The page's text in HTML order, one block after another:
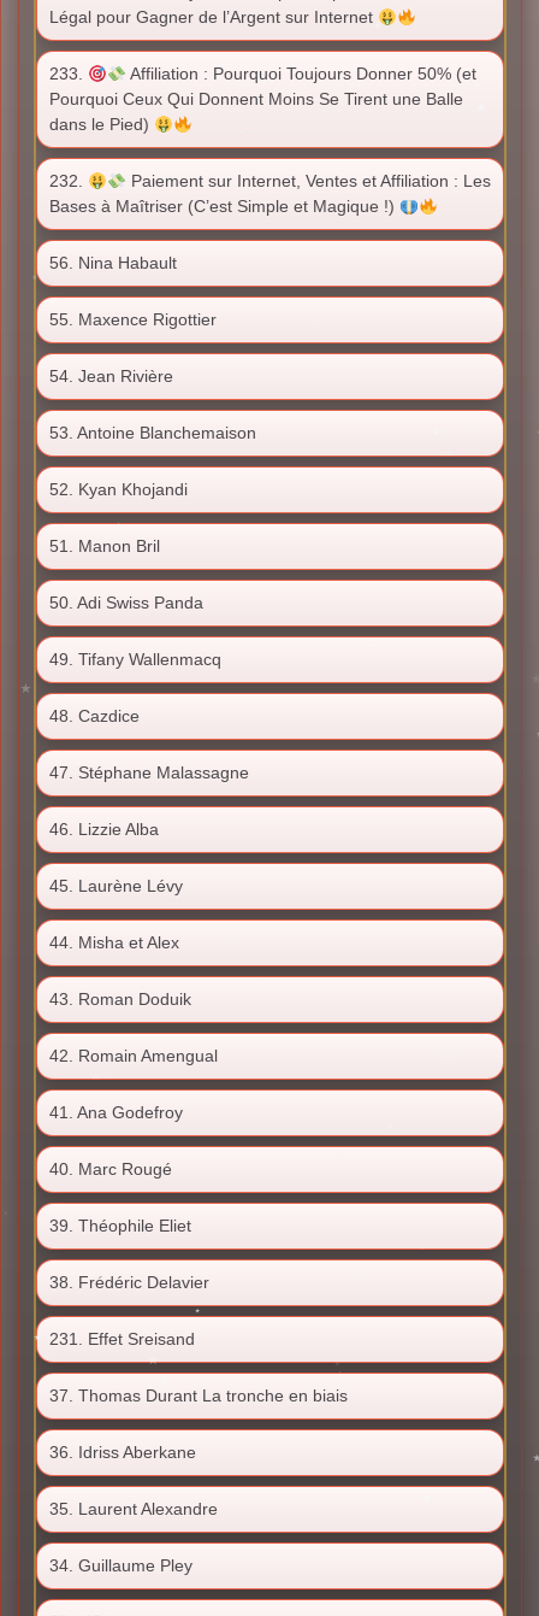
Légal pour Gagner de l’Argent sur Internet
233.
Affiliation : Pourquoi Toujours Donner 50% (et
Pourquoi Ceux Qui Donnent Moins Se Tirent une Balle
dans le Pied)
232.
Paiement sur Internet, Ventes et Affiliation : Les
Bases à Maîtriser (C’est Simple et Magique !)
56. Nina Habault
55. Maxence Rigottier
54. Jean Rivière
53. Antoine Blanchemaison
52. Kyan Khojandi
51. Manon Bril
50. Adi Swiss Panda
49. Tifany Wallenmacq
48. Cazdice
47. Stéphane Malassagne
46. Lizzie Alba
45. Laurène Lévy
44. Misha et Alex
43. Roman Doduik
42. Romain Amengual
41. Ana Godefroy
40. Marc Rougé
39. Théophile Eliet
38. Frédéric Delavier
231. Effet Sreisand
37. Thomas Durant La tronche en biais
36. Idriss Aberkane
35. Laurent Alexandre
34. Guillaume Pley